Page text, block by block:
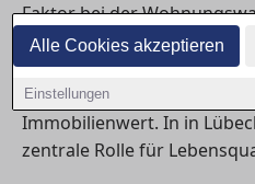
Alle Cookies akzeptieren
Einstellungen
Faktor bei der
mietenoder einHaus
Anschluss an Bus, Bahn
nicht nur den Komfort,
Immobilienwert. In in
zentrale Rolle für